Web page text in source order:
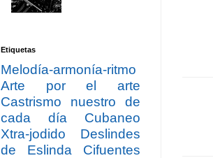
Etiquetas
Melodía-armonía-ritmo
Arte por el arte
Castrismo nuestro de
cada día
Cubaneo
Xtra-jodido
Deslindes
de Eslinda Cifuentes